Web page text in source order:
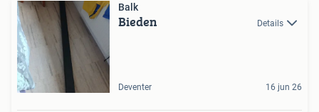
Balk
Bieden Details
Deventer 16 jun 26